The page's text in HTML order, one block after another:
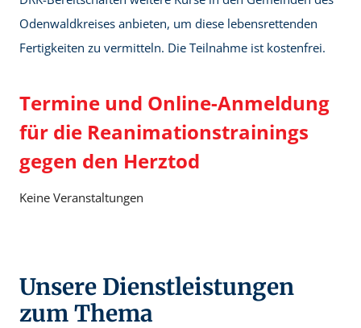
Odenwaldkreises anbieten, um diese lebensrettenden
Fertigkeiten zu vermitteln. Die Teilnahme ist kostenfrei.
Termine und Online-Anmeldung
für die Reanimationstrainings
gegen den Herztod
Keine Veranstaltungen
Unsere Dienstleistungen
zum Thema